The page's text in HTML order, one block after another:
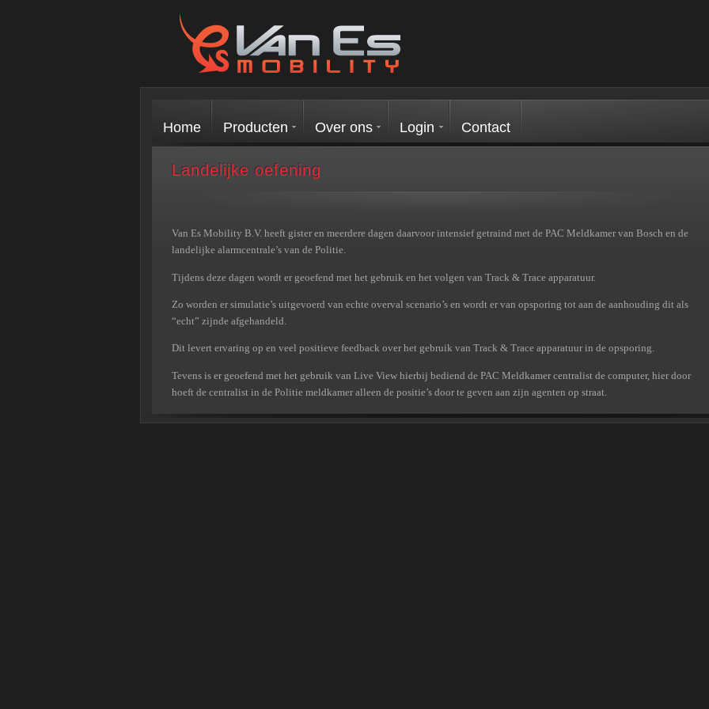
Home Producten Over ons Login Contact
Landelijke oefening
Van Es Mobility B.V. heeft gister en meerdere dagen daarvoor intensief getraind met de PAC Meldkamer van Bosch en de
landelijke alarmcentrale’s van de Politie.
Tijdens deze dagen wordt er geoefend met het gebruik en het volgen van Track & Trace apparatuur.
Zo worden er simulatie’s uitgevoerd van echte overval scenario’s en wordt er van opsporing tot aan de aanhouding dit als
“echt” zijnde afgehandeld.
Dit levert ervaring op en veel positieve feedback over het gebruik van Track & Trace apparatuur in de opsporing.
Tevens is er geoefend met het gebruik van Live View hierbij bediend de PAC Meldkamer centralist de computer, hier door
hoeft de centralist in de Politie meldkamer alleen de positie’s door te geven aan zijn agenten op straat.